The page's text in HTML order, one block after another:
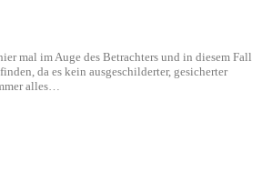
mal im Auge des Betrachters und in diesem Fall
da es kein ausgeschilderter, gesicherter
alles…